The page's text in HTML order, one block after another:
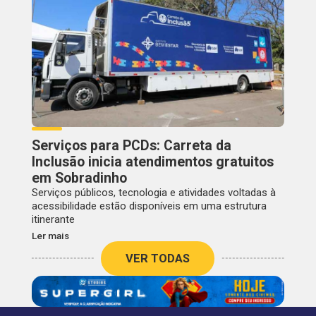
Serviços para PCDs: Carreta da
Inclusão inicia atendimentos gratuitos
em Sobradinho
Serviços públicos, tecnologia e atividades voltadas à
acessibilidade estão disponíveis em uma estrutura
itinerante
Ler mais
VER TODAS